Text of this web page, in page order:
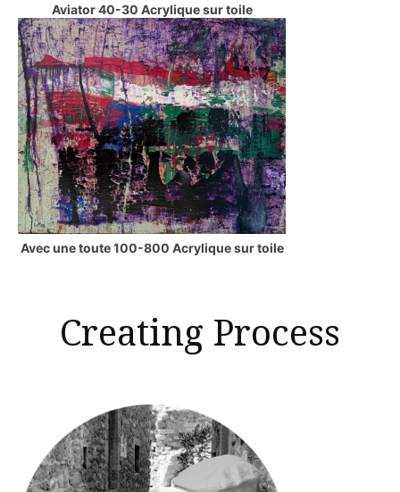
Aviator 40-30 Acrylique sur toile
Avec une toute 100-800 Acrylique sur toile
Creating Process